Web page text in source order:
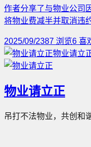
作者分享了与物业公司
将物业费减半并取消违
约金和滞纳金的合法性
护自身权益，避免不必
2025/09/2387 浏览6 喜
物业请立
物业请立正
吊打不法物业，共创和